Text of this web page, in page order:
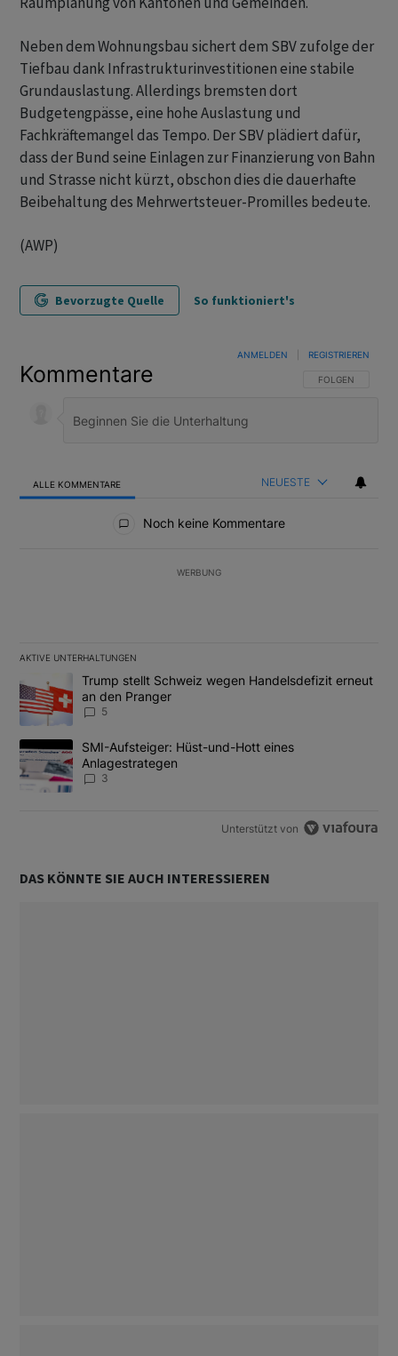
Neben dem Wohnungsbau sichert dem SBV zufolge der
Tiefbau dank Infrastrukturinvestitionen eine stabile
Grundauslastung. Allerdings bremsten dort
Budgetengpässe, eine hohe Auslastung und
Fachkräftemangel das Tempo. Der SBV plädiert dafür,
dass der Bund seine Einlagen zur Finanzierung von Bahn
und Strasse nicht kürzt, obschon dies die dauerhafte
Beibehaltung des Mehrwertsteuer-Promilles bedeute.
(AWP)
Bevorzugte Quelle So funktioniert's
Kommentare FOLGE DIESER
FOLGEN
ANMELDEN REGISTRIEREN
ALLE KOMMENTARE NEUESTE
Noch keine Kommentare
WERBUNG
AKTIVE UNTERHALTUNGEN
Das Folgende ist eine Liste der am meisten kommentierten
Ein Trendartikel mit dem Titel "Trump stellt Schweiz wegen
Trump stellt Schweiz wegen Handelsdefizit erneut
an den Pranger
5
Ein Trendartikel mit dem Titel "SMI-Aufsteiger: Hüst-und-Hott
SMI-Aufsteiger: Hüst-und-Hott eines
Anlagestrategen
3
Unterstützt von
DAS KÖNNTE SIE AUCH INTERESSIEREN